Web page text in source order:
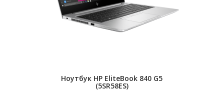
Ноутбук HP EliteBook 840 G5
(5SR58ES)